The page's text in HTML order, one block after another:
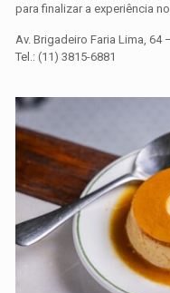
para finalizar a experiência
Av. Brigadeiro Faria Lima, 64
Tel.: (11) 3815-6881